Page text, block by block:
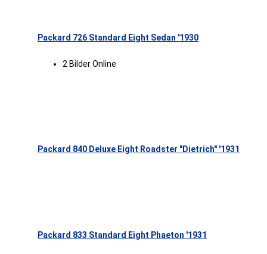
Packard 726 Standard Eight Sedan '1930
2 Bilder Online
Packard 840 Deluxe Eight Roadster "Dietrich" '1931
Packard 833 Standard Eight Phaeton '1931